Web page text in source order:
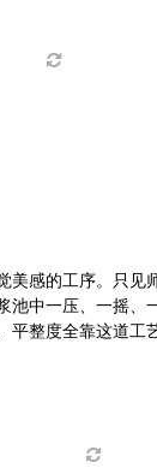
美感的工序。只
池中一压、一摇
整度全靠这道工